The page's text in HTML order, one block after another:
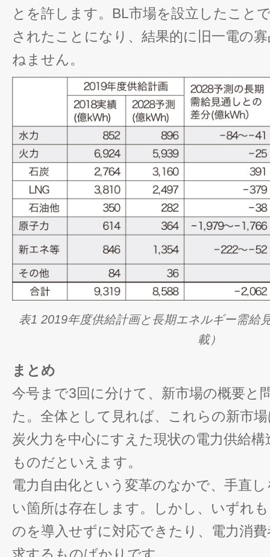
とを許します。BL市場を設立したこと
されたことになり、結果的に旧一電の
ねません。
表1 2019年度供給計画と長期エネルギー需給
載）
まとめ
今号まで3回に分けて、新市場の概要と
た。全体として見れば、これらの新市
炭火力を中心にすえた現状の電力供給
ものだといえます。
電力自由化という変革のなかで、手直
い箇所は存在します。しかし、いずれ
のを導入せずに対応できたり、電力消
求するものばかりです。